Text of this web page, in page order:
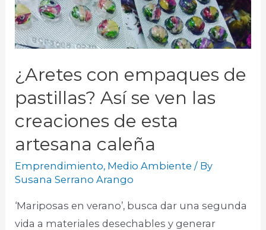
¿Aretes con empaques de
pastillas? Así se ven las
creaciones de esta
artesana caleña
Emprendimiento, Medio Ambiente / By
Susana Serrano Arango
‘Mariposas en verano’, busca dar una segunda
vida a materiales desechables y generar